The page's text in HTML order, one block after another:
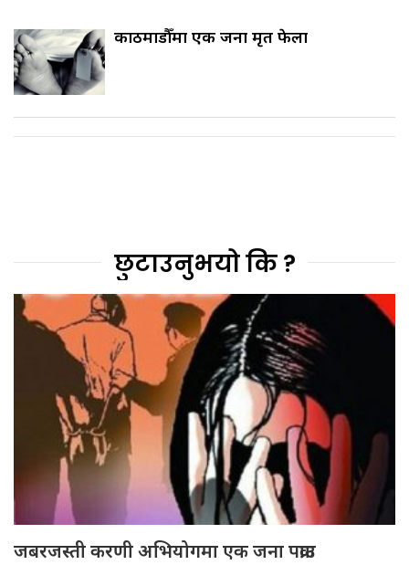
काठमाडौँमा एक जना मृत फेला
छुटाउनुभयो कि ?
जबरजस्ती करणी अभियोगमा एक जना पक्राउ